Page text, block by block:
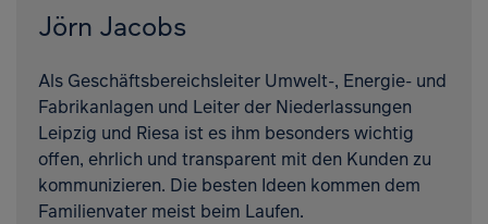
Jörn Jacobs
Als Geschäftsbereichsleiter Umwelt-, Energie- und
Fabrikanlagen und Leiter der Niederlassungen
Leipzig und Riesa ist es ihm besonders wichtig
offen, ehrlich und transparent mit den Kunden zu
kommunizieren. Die besten Ideen kommen dem
Familienvater meist beim Laufen.